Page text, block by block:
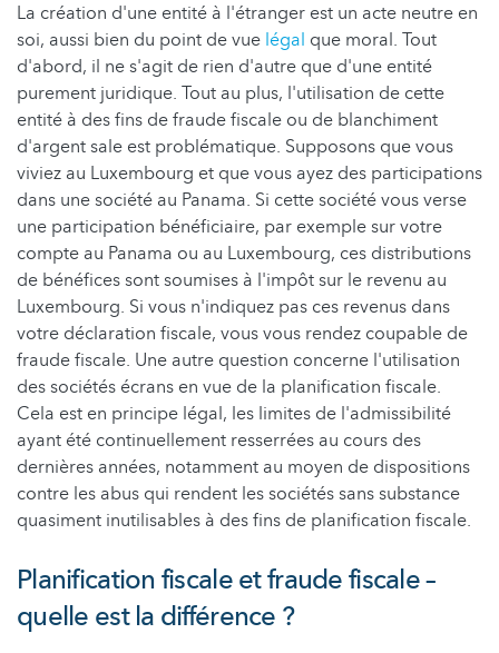
La création d'une entité à l'étranger est un acte neutre en
soi, aussi bien du point de vue légal que moral. Tout
d'abord, il ne s'agit de rien d'autre que d'une entité
purement juridique. Tout au plus, l'utilisation de cette
entité à des fins de fraude fiscale ou de blanchiment
d'argent sale est problématique. Supposons que vous
viviez au Luxembourg et que vous ayez des participations
dans une société au Panama. Si cette société vous verse
une participation bénéficiaire, par exemple sur votre
compte au Panama ou au Luxembourg, ces distributions
de bénéfices sont soumises à l'impôt sur le revenu au
Luxembourg. Si vous n'indiquez pas ces revenus dans
votre déclaration fiscale, vous vous rendez coupable de
fraude fiscale. Une autre question concerne l'utilisation
des sociétés écrans en vue de la planification fiscale.
Cela est en principe légal, les limites de l'admissibilité
ayant été continuellement resserrées au cours des
dernières années, notamment au moyen de dispositions
contre les abus qui rendent les sociétés sans substance
quasiment inutilisables à des fins de planification fiscale.
Planification fiscale et fraude fiscale –
quelle est la différence ?